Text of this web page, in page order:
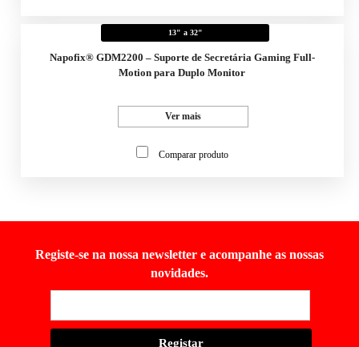
13" a 32"
Napofix® GDM2200 – Suporte de Secretária Gaming Full-
Motion para Duplo Monitor
Ver mais
Comparar produto
Registe-se na nossa newsletter e acompanhe as nossas
novidades.